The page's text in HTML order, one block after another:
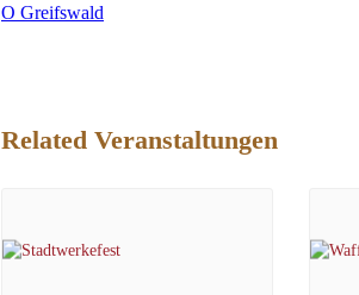
O Greifswald
Related Veranstaltungen